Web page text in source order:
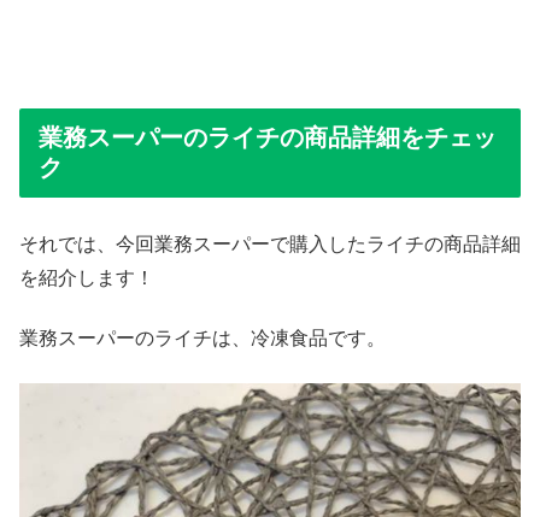
業務スーパーのライチの商品詳細をチェッ
ク
それでは、今回業務スーパーで購入したライチの商品詳細
を紹介します！
業務スーパーのライチは、冷凍食品です。